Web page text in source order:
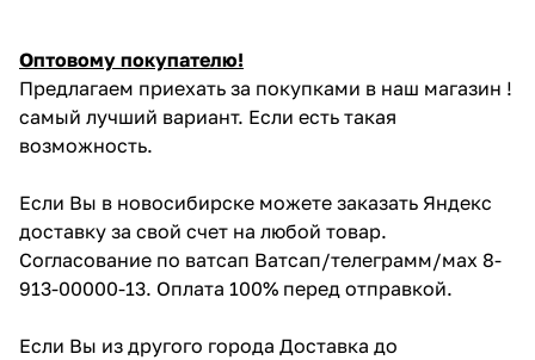
Оптовому покупателю!
Предлагаем приехать за покупками в наш магазин !
самый лучший вариант. Если есть такая
возможность.
Если Вы в новосибирске можете заказать Яндекс
доставку за свой счет на любой товар.
Согласование по ватсап Ватсап/телеграмм/мах 8-
913-00000-13. Оплата 100% перед отправкой.
Если Вы из другого города Доставка до